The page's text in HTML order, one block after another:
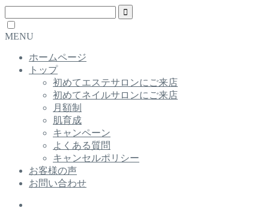
MENU
ホームページ
トップ
初めてエステサロンにご来店
初めてネイルサロンにご来店
月額制
肌育成
キャンペーン
よくある質問
キャンセルポリシー
お客様の声
お問い合わせ